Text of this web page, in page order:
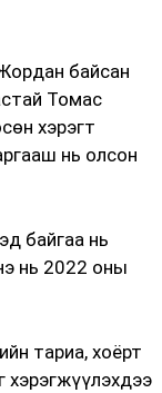
байсан
Томас
хэрэгт
нь олсон
байгаа нь
нь 2022 оны
тариа, хоёрт
хэрэгжүүлэхдээ